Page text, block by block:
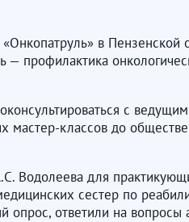
в Пензенской
— профилактика
с
мастер-классов до
Водолеева для
сестер по
опрос, ответили на вопросы